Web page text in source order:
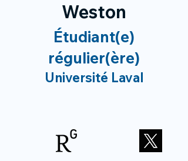
Weston
Étudiant(e)
régulier(ère)
Université Laval